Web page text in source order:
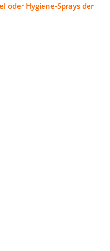
oder Hygiene-Sprays der